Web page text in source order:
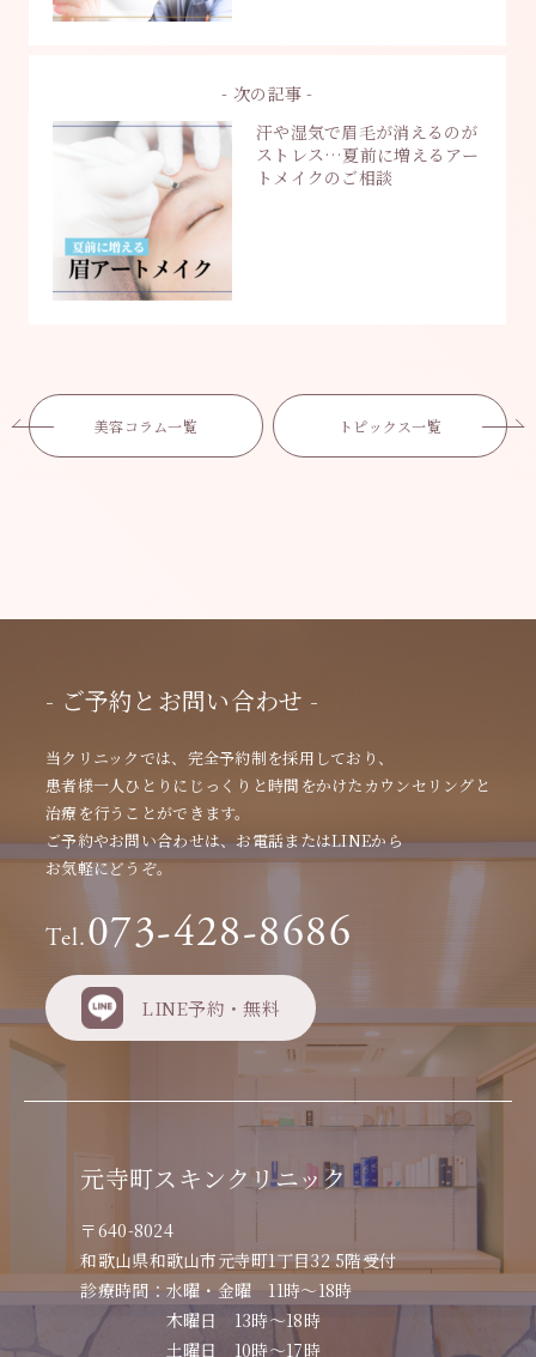
- 次の記事 -
汗や湿気で眉毛が消えるのが
ストレス…夏前に増えるアー
トメイクのご相談
美容コラム一覧 トピックス一覧
- ご予約とお問い合わせ -
当クリニックでは、完全予約制を採用しており、
患者様一人ひとりにじっくりと時間をかけたカウンセリングと
治療を行うことができます。
ご予約やお問い合わせは、お電話またはLINEから
お気軽にどうぞ。
Tel.073-428-8686
LINE予約・無料
元寺町スキンクリニック
〒640-8024
和歌山県和歌山市元寺町1丁目32 5階受付
診療時間：水曜・金曜 11時～18時
木曜日 13時～18時
土曜日 10時～17時